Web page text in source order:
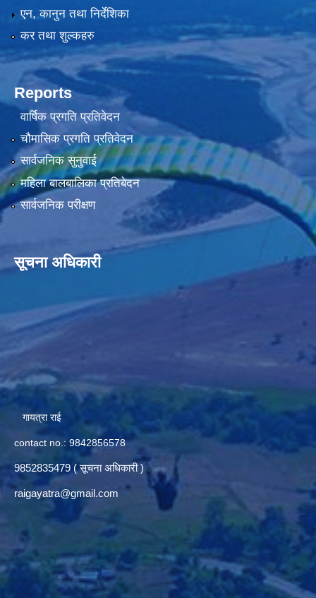
एन, कानुन तथा निर्देशिका
कर तथा शुल्कहरु
Reports
वार्षिक प्रगति प्रतिवेदन
चौमासिक प्रगति प्रतिवेदन
सार्वजनिक सुनुवाई
महिला बालबालिका प्रतिबेदन
सार्वजनिक परीक्षण
सूचना अधिकारी
गायत्रा राई
contact no.: 9842856578
9852835479 ( सूचना अधिकारी )
raigayatra@gmail.com